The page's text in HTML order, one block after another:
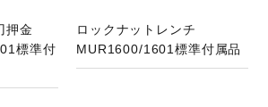
押金
標準付
ロックナットレンチ
MUR1600/1601標準付属品